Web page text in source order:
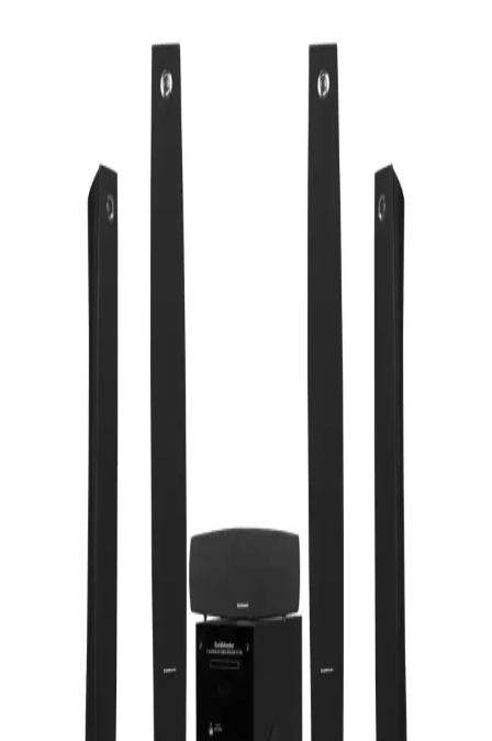
ev ses sistemlerinde üstün performans sunar. Farklı modellerle güçlü
ve net ses deneyimi sağlar.
Yaklaşımları ile Performans Optimizasyonu
20 cm subwoofer kabin ölçüleri, hoparlör çapı ve teknik
parametrelere göre değişir. Doğru hacim ve yapı seçimi, rezonans ve
hava akışını optimize ederek üstün bas kalitesi sağlar.
Prolink Subwoofer Kablosu 1.5m Yüksek Kalite ve
Dayanıklılık Sunan Ses Bağlantısı
Prolink Subwoofer Kablosu, 1,5 metre uzunluğuyla yüksek kaliteli
dengeli ve güçlü ses sunar. Bilgisayar ve televizyonla uyumlu, film
Platoon 2+1 Ses Sistemi: Teknik Özellikler ve
Kullanım Alanları Hakkında Bilgi
Platoon 2+1 ses sistemi, uydu hoparlörler ve subwoofer ile ev ve
ofislerde kompakt, kaliteli ses deneyimi sunar. 3.5 mm jak ve RCA
bağlantılarıyla kolay kullanım sağlar.
Music DJ 5.1 Bluetooth Surround Hoparlör Sistemi:
Güçlü ve Çok Kanallı Ev Sinema Deneyimi